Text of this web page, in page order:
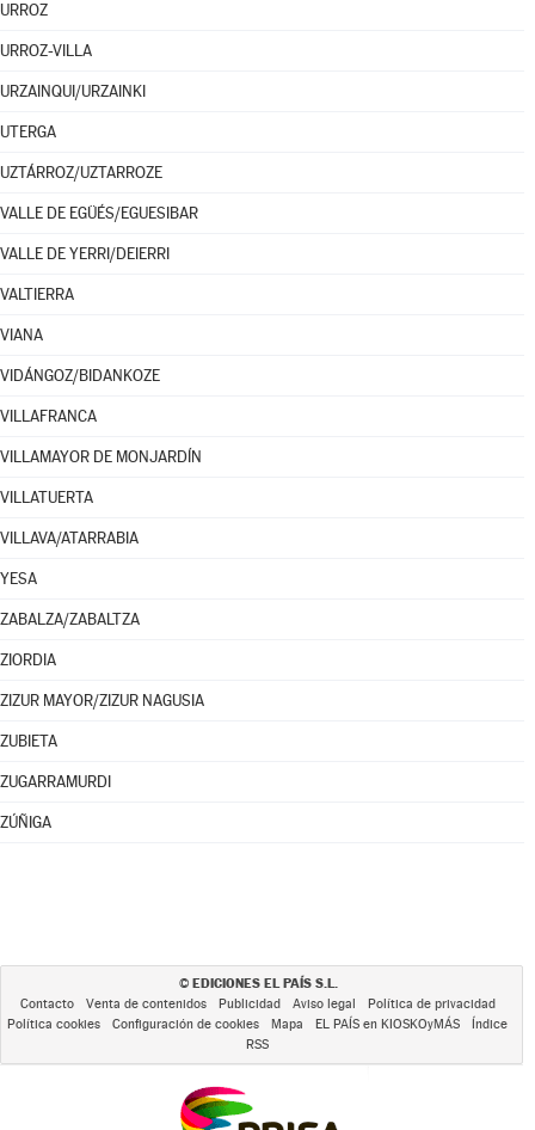
URROZ
URROZ-VILLA
URZAINQUI/URZAINKI
UTERGA
UZTÁRROZ/UZTARROZE
VALLE DE EGÜÉS/EGUESIBAR
VALLE DE YERRI/DEIERRI
VALTIERRA
VIANA
VIDÁNGOZ/BIDANKOZE
VILLAFRANCA
VILLAMAYOR DE MONJARDÍN
VILLATUERTA
VILLAVA/ATARRABIA
YESA
ZABALZA/ZABALTZA
ZIORDIA
ZIZUR MAYOR/ZIZUR NAGUSIA
ZUBIETA
ZUGARRAMURDI
ZÚÑIGA
© EDICIONES EL PAÍS S.L.
Contacto Venta de contenidos Publicidad Aviso legal
Política de privacidad
Política cookies
Configuración de cookies Mapa EL PAÍS en KIOSKOyMÁS
Índice
RSS